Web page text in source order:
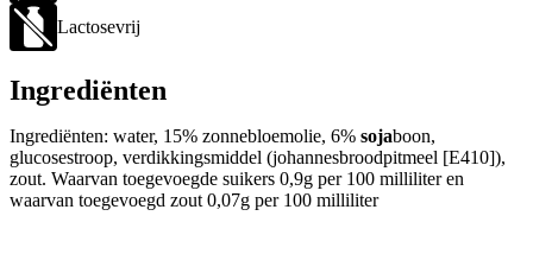
Lactosevrij
Ingrediënten
Ingrediënten: water, 15% zonnebloemolie, 6% sojaboon,
glucosestroop, verdikkingsmiddel (johannesbroodpitmeel [E410]),
zout. Waarvan toegevoegde suikers 0,9g per 100 milliliter en
waarvan toegevoegd zout 0,07g per 100 milliliter